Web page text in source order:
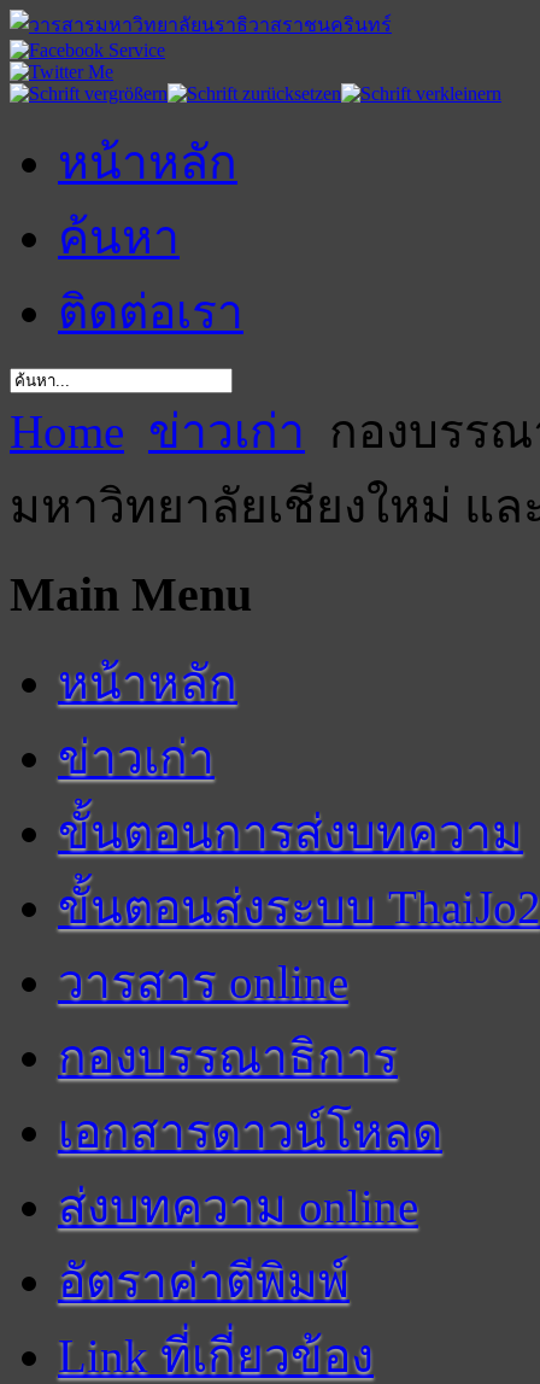
หน้าหลัก
ค้นหา
ติดต่อเรา
Home ข่าวเก่า กองบรร
มหาวิทยาลัยเชียงใหม่ แ
Main Menu
หน้าหลัก
ข่าวเก่า
ขั้นตอนการส่งบทความ
ขั้นตอนส่งระบบ ThaiJo2
วารสาร online
กองบรรณาธิการ
เอกสารดาวน์โหลด
ส่งบทความ online
อัตราค่าตีพิมพ์
Link ที่เกี่ยวข้อง